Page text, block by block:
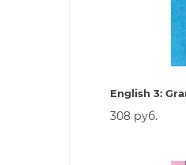
English 3:
308 руб.